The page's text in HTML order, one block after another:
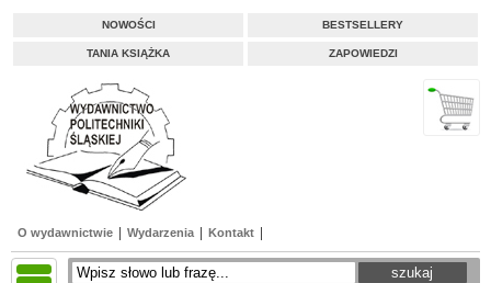
NOWOŚCI BESTSELLERY
TANIA KSIĄŻKA ZAPOWIEDZI
O wydawnictwie Wydarzenia Kontakt